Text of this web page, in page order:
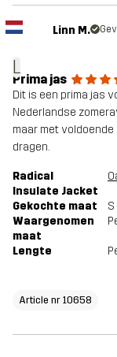
L
Linn M.
Prima jas
Dit is een prima jas
Nederlandse
maar met
dragen.
Radical
Insulate Jacket
Gekochte maat
S
Waargenomen
maat
Lengte
Article nr 10658